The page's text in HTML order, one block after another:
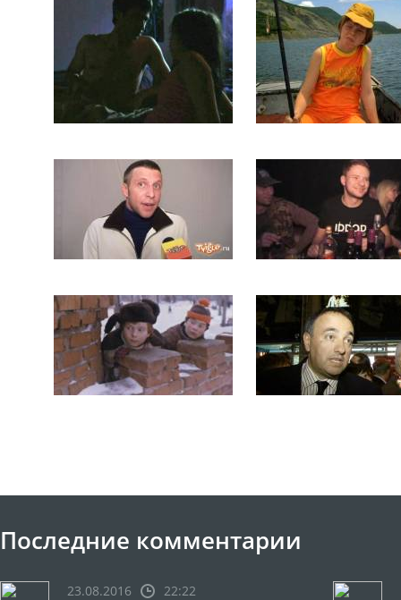
Последние комментарии
23.08.2016
22:22